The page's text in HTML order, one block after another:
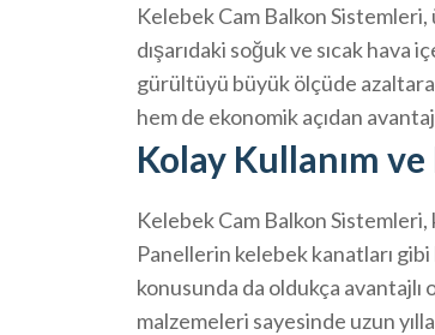
Kelebek Cam Balkon Sistemleri,
dışarıdaki soğuk ve sıcak hava
gürültüyü büyük ölçüde
hem de ekonomik açıdan
Kolay Kullanım ve
Kelebek Cam Balkon Sistemleri,
Panellerin kelebek kanatları gibi
konusunda da oldukça avantajlı
malzemeleri sayesinde uzun